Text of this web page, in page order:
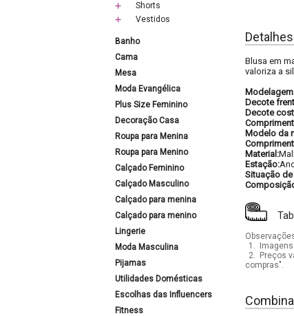
Shorts
Vestidos
Banho
Cama
Mesa
Moda Evangélica
Plus Size Feminino
Decoração Casa
Roupa para Menina
Roupa para Menino
Calçado Feminino
Calçado Masculino
Calçado para menina
Calçado para menino
Lingerie
Moda Masculina
Pijamas
Utilidades Domésticas
Escolhas das Influencers
Fitness
Blusa em
valoriza a
Decote
Decote
Modelo da
Material:
Estação:
Situação
1.
2.
Preços
compras".